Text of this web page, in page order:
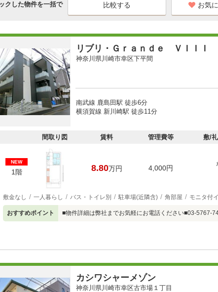
クした物件を一括で お気
リブリ・Ｇｒａｎｄｅ ＶＩＩＩ
神奈川県川崎市幸区下平間
南武線 鹿島田駅 徒歩6分
横須賀線 新川崎駅 徒歩11分
間取り図 賃料 管理費等 敷/
NEW
1階 8.80万円 4,000円
敷金なし 一人暮らし バス・トイレ別 駐車場(近隣含) 角部屋 モニタ付
おすすめポイント ■物件詳細は弊社までお気軽にお電話ください■03-5767-
カシワシャーメゾン
神奈川県川崎市幸区古市場１丁目